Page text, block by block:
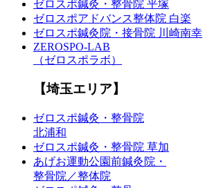
ゼロスポ鍼灸・整骨院 平塚
ゼロスポアドバンス整体院 白楽
ゼロスポ鍼灸院・接骨院 川崎南幸
ZEROSPO-LAB
（ゼロスポラボ）
【埼玉エリア】
ゼロスポ鍼灸・整骨院
北浦和
ゼロスポ鍼灸・整骨院 草加
あげお運動公園前鍼灸院・
整骨院／整体院